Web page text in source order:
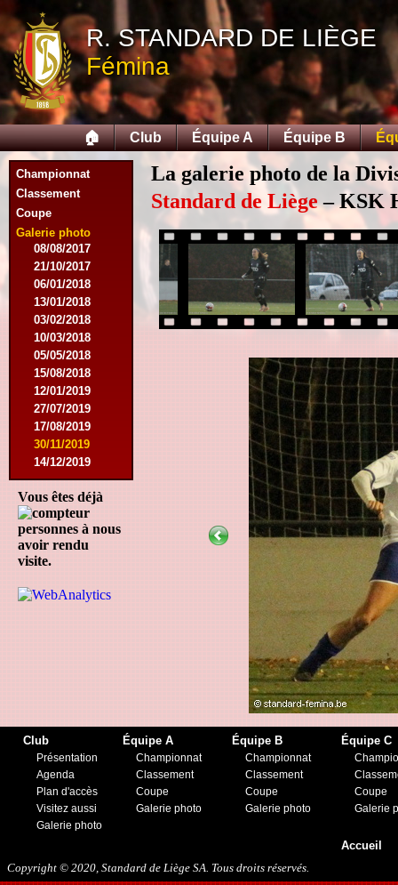
R. STANDARD DE LIÈGE
Fémina
🏠 Club Équipe A Équipe B
Championnat
Classement
Coupe
Galerie photo
07/11/2015
21/11/2015
12/12/2015
27/02/2016
12/03/2016
07/08/2016
27/08/2016
03/09/2016
17/09/2016
10/01/2017
18/02/2017
25/02/2017
29/04/2017
08/08/2017
21/10/2017
06/01/2018
13/01/2018
03/02/2018
10/03/2018
05/05/2018
15/08/2018
12/01/2019
27/07/2019
17/08/2019
30/11/2019
14/12/2019
Vous êtes déjà
personnes à nous
avoir rendu
visite.
La galerie photo de la
Standard de Liège– KSK
Club
Présentation
Agenda
Plan d'accès
Visitez aussi
Galerie photo
Équipe A
Championnat
Classement
Coupe
Galerie photo
Équipe B
Championnat
Classement
Coupe
Galerie photo
Équipe C
Coupe
Galerie
Accueil
Copyright © 2020, Standard de Liège SA. Tous droits réservés.